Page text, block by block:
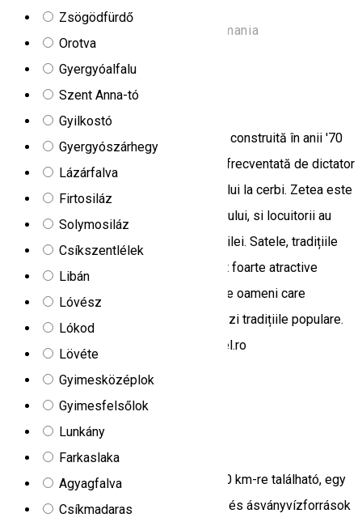
Zsögödfürdő
Orotva
Gyergyóalfalu
Szent Anna-tó
Gyilkostó
Gyergyószárhegy
Lázárfalva
Firtosiláz
Solymosiláz
Csíkszentlélek
Libán
Lóvész
Lókod
Lövéte
Gyimesközéplok
Gyimesfelsőlok
Lunkány
Farkaslaka
Agyagfalva
Csíkmadaras
Strada Vilelor 2, Toplița 535700, Romania
Cabana Ivo
Situată în apropierea localității Zetea și construită în anii '70
special pentru familia Ceaușescu, fiind frecventată de dictator
în special toamna, în sezonul boncănitului la cerbi. Zetea este
centrul de prelucrare tradiționala a lemnului, si locuitorii au
devenit celebri pentru producerea șindrilei. Satele, tradițiile
bine păstrate si porțile tradiționale sunt foarte atractive
pentru turiști. Regiunea este populata de oameni care
păstrează si cultiva cu adevărat si astăzi tradițiile populare.
Sursa foto: http://www.blue-moon-travel.ro
Zetea 537360, Romania
Menedékház
Jázmin vendégház
A Jázmin vendégház Csíkszeredától 20 km-re található, egy
csendes, nyugodt környezetben, erdők és ásványvízforrások